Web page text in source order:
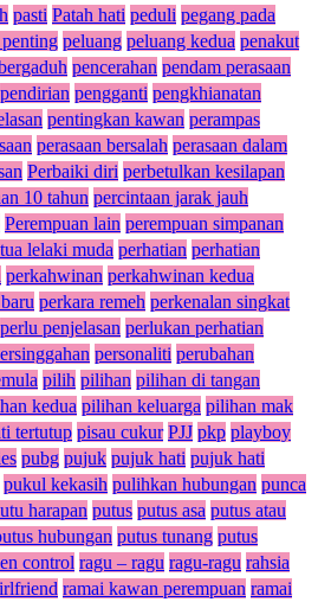
pasti Patah hati peduli pegang pada
peluang peluang kedua penakut
pencerahan pendam perasaan
pendirian pengganti pengkhianatan
pentingkan kawan perampas
perasaan bersalah perasaan dalam
Perbaiki diri perbetulkan kesilapan
10 tahun percintaan jarak jauh
Perempuan lain perempuan simpanan
lelaki muda perhatian perhatian
perkahwinan perkahwinan kedua
perkara remeh perkenalan singkat
perlu penjelasan perlukan perhatian
personaliti perubahan
pilih pilihan pilihan di tangan
kedua pilihan keluarga pilihan mak
tertutup pisau cukur PJJ pkp playboy
pubg pujuk pujuk hati pujuk hati
pukul kekasih pulihkan hubungan punca
harapan putus putus asa putus atau
hubungan putus tunang putus
control ragu – ragu ragu-ragu rahsia
ramai kawan perempuan ramai